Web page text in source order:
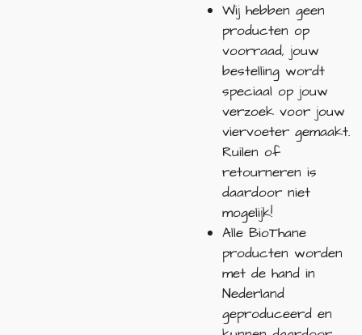
Wij hebben geen
producten op
voorraad, jouw
bestelling wordt
speciaal op jouw
verzoek voor jouw
viervoeter gemaakt.
Ruilen of
retourneren is
daardoor niet
mogelijk!
Alle BioThane
producten worden
met de hand in
Nederland
geproduceerd en